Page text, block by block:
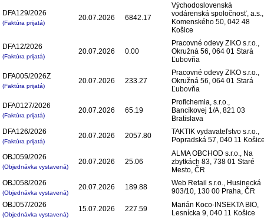
DFA129/2026
(Faktúra prijatá)
20.07.2026 6842.17
Východoslovenská
vodárenská spoločnosť, a.s.,
Komenského 50, 042 48
Košice
DFA12/2026
(Faktúra prijatá)
20.07.2026 0.00
Pracovné odevy ZIKO s.r.o.,
Okružná 56, 064 01 Stará
Ľubovňa
DFA005/2026Z
(Faktúra prijatá)
20.07.2026 233.27
Pracovné odevy ZIKO s.r.o.,
Okružná 56, 064 01 Stará
Ľubovňa
DFA0127/2026
(Faktúra prijatá)
20.07.2026 65.19
Profichemia, s.r.o.,
Bancíkovej 1/A, 821 03
Bratislava
DFA126/2026
(Faktúra prijatá)
20.07.2026 2057.80
TAKTIK vydavateľstvo s.r.o.,
Popradská 57, 040 11
OBJ059/2026
(Objednávka vystavená)
20.07.2026 25.06
ALMA OBCHOD s.r.o., Na
zbytkách 83, 738 01 Staré
Mesto, ČR
OBJ058/2026
(Objednávka vystavená)
20.07.2026 189.88
Web Retail s.r.o., Husinecká
903/10, 130 00 Praha, ČR
OBJ057/2026
(Objednávka vystavená)
15.07.2026 227.59
Marián Koco-INSEKTA BIO,
Lesnícka 9, 040 11 Košice